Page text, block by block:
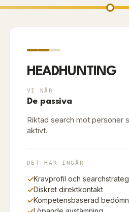
HEADHUNTING
VI NÅR
De passiva
Riktad search mot personer
aktivt.
DET HÄR INGÅR
✓Kravprofil och
✓Diskret direktkontakt
✓Kompetensbaserad